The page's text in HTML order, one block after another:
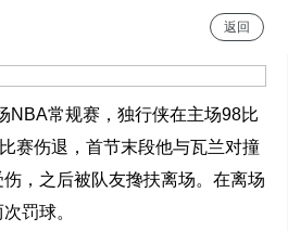
返回
NBA常规赛，独行侠在主场98比
赛伤退，首节末段他与瓦兰对撞
，之后被队友搀扶离场。在离场
罚球。